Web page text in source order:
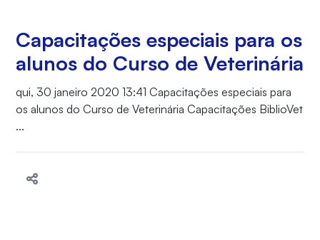
Capacitações especiais para os
alunos do Curso de Veterinária
qui, 30 janeiro 2020 13:41 Capacitações especiais para
os alunos do Curso de Veterinária Capacitações BiblioVet
...